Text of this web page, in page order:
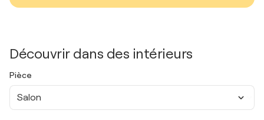
Découvrir dans des intérieurs
Pièce
Salon